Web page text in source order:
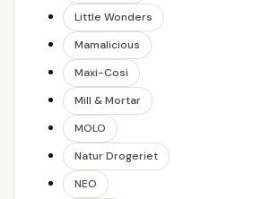
Little Wonders
Mamalicious
Maxi-Cosi
Mill & Mortar
MOLO
Natur Drogeriet
NEO